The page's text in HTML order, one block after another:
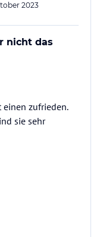
2023
nicht das
einen zufrieden.
sie sehr